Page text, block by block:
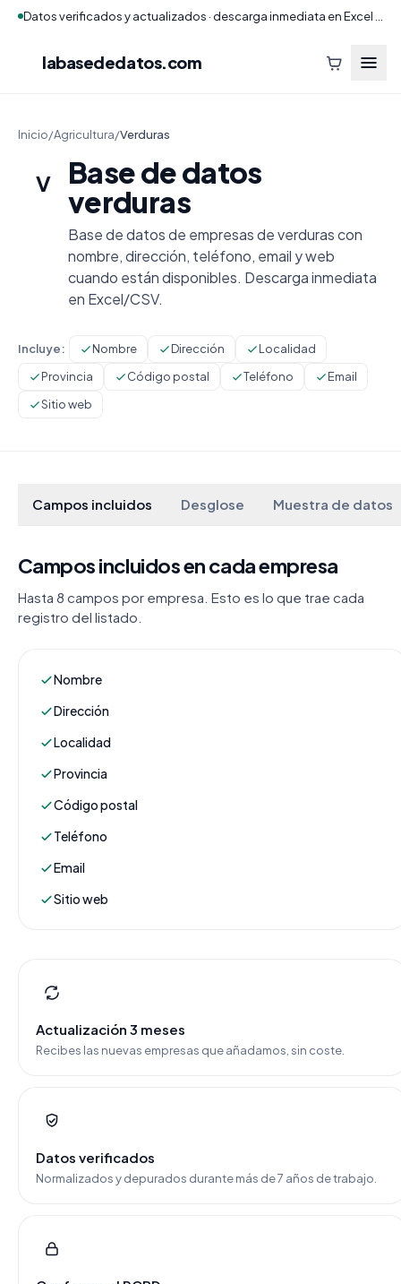
labasededatos.com
Inicio/Agricultura/Verduras
V
Base de datos
verduras
Base de datos de empresas de verduras con
nombre, dirección, teléfono, email y web
cuando están disponibles. Descarga inmediata
en Excel/CSV.
Incluye: Nombre Dirección
Localidad
Provincia
Código postal Teléfono
Email
Sitio web
Campos incluidos Desglose Muestra de datos
Campos incluidos en cada empresa
Hasta 8 campos por empresa. Esto es lo que trae cada
registro del listado.
Nombre
Dirección
Localidad
Provincia
Código postal
Teléfono
Email
Sitio web
Actualización 3 meses
Recibes las nuevas empresas que añadamos, sin coste.
Datos verificados
Normalizados y depurados durante más de 7 años de trabajo.